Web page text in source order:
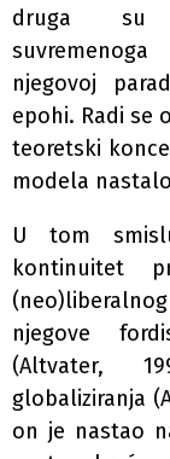
druga su
njegovoj
epohi. Radi se
teoretski
modela
U tom
kontinuitet
njegove
(Altvater,
globaliziranja
on je nastao